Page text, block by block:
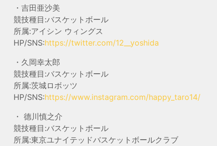
・吉田亜沙美
競技種目:バスケットボール
所属:アイシン ウィングス
HP/SNS:https://twitter.com/12__yoshida
・久岡幸太郎
競技種目:バスケットボール
所属:茨城ロボッツ
HP/SNS:https://www.instagram.com/happy_taro14/
・ 德川慎之介
競技種目:バスケットボール
所属:東京ユナイテッドバスケットボールクラブ